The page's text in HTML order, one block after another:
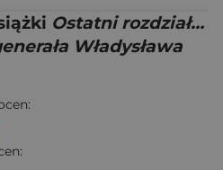
Ostatni rozdział…
Władysława